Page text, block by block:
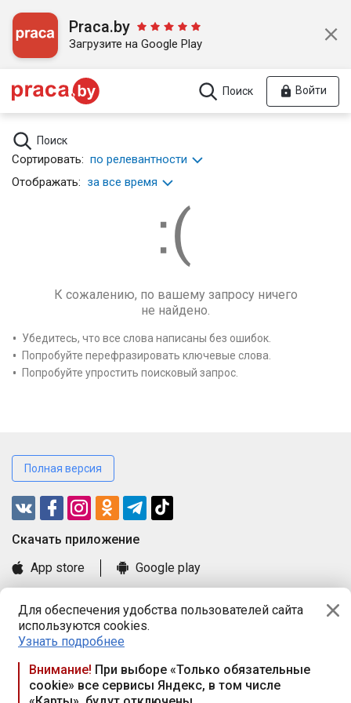
Для обеспечения удобства пользователей сайта
используются cookies.
Узнать подробнее
Внимание! При выборе «Только обязательные
cookie» все сервисы Яндекс, в том числе
Praca.by
Загрузите на Google Play
Поиск Войти
Поиск
Сортировать: по релевантности
Отображать: за все время
К сожалению, по вашему запросу ничего
не найдено.
Убедитесь, что все слова написаны без ошибок.
Попробуйте перефразировать ключевые слова.
Попробуйте упростить поисковый запрос.
Полная версия
Cкачать приложение
App store
Google play
Книга замечаний и предложений
Правила и документы
Praca.by © 2000—2026, ООО «ПРАЦА БАЙ»
Республика Беларусь, 220114, г. Минск, пр-т Независимости
117а, пом. № 9.